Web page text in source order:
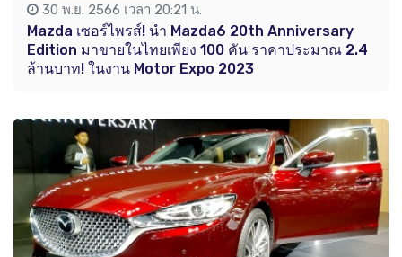
30 พ.ย. 2566 เวลา 20:21 น.
Mazda เซอร์ไพรส์! นำ Mazda6 20th Anniversary
Edition มาขายในไทยเพียง 100 คัน ราคาประมาณ 2.4
ล้านบาท! ในงาน Motor Expo 2023